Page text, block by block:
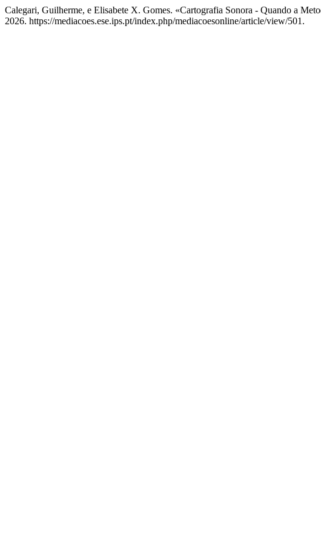
Calegari, Guilherme, e Elisabete X. Gomes. «Cartografia Sonora - Quando a
2026. https://mediacoes.ese.ips.pt/index.php/mediacoesonline/article/view/501.